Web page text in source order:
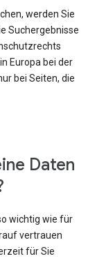
werden Sie
Suchergebnisse
Europa bei der
bei Seiten, die
Daten
wichtig wie für
vertrauen
für Sie